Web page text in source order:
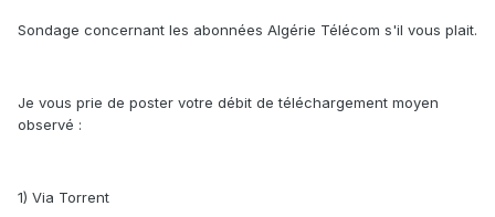
Sondage concernant les abonnées Algérie Télécom s'il vous plait.
Je vous prie de poster votre débit de téléchargement moyen
observé :
1) Via Torrent